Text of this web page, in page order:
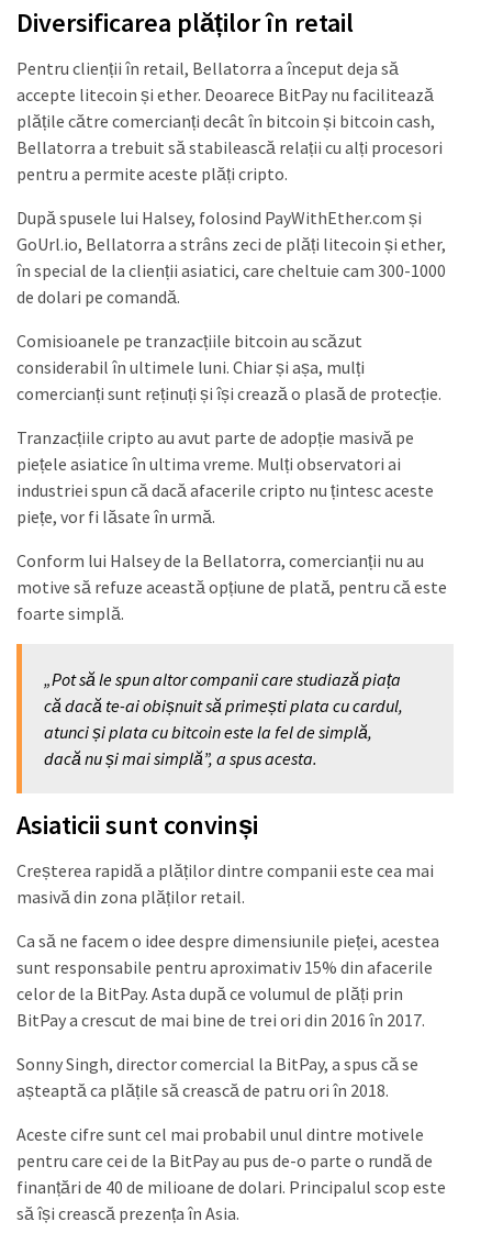
Diversificarea plăților în retail
Pentru clienții în retail, Bellatorra a început deja să
accepte litecoin și ether. Deoarece BitPay nu facilitează
plățile către comercianți decât în bitcoin și bitcoin cash,
Bellatorra a trebuit să stabilească relații cu alți procesori
pentru a permite aceste plăți cripto.
După spusele lui Halsey, folosind PayWithEther.com și
GoUrl.io, Bellatorra a strâns zeci de plăți litecoin și ether,
în special de la clienții asiatici, care cheltuie cam 300-1000
de dolari pe comandă.
Comisioanele pe tranzacțiile bitcoin au scăzut
considerabil în ultimele luni. Chiar și așa, mulți
comercianți sunt reținuți și își crează o plasă de protecție.
Tranzacțiile cripto au avut parte de adopție masivă pe
piețele asiatice în ultima vreme. Mulți observatori ai
industriei spun că dacă afacerile cripto nu țintesc aceste
piețe, vor fi lăsate în urmă.
Conform lui Halsey de la Bellatorra, comercianții nu au
motive să refuze această opțiune de plată, pentru că este
foarte simplă.
„Pot să le spun altor companii care studiază piața
că dacă te-ai obișnuit să primești plata cu cardul,
atunci și plata cu bitcoin este la fel de simplă,
dacă nu și mai simplă”, a spus acesta.
Asiaticii sunt convinși
Creșterea rapidă a plăților dintre companii este cea mai
masivă din zona plăților retail.
Ca să ne facem o idee despre dimensiunile pieței, acestea
sunt responsabile pentru aproximativ 15% din afacerile
celor de la BitPay. Asta după ce volumul de plăți prin
BitPay a crescut de mai bine de trei ori din 2016 în 2017.
Sonny Singh, director comercial la BitPay, a spus că se
așteaptă ca plățile să crească de patru ori în 2018.
Aceste cifre sunt cel mai probabil unul dintre motivele
pentru care cei de la BitPay au pus de-o parte o rundă de
finanțări de 40 de milioane de dolari. Principalul scop este
să își crească prezența în Asia.